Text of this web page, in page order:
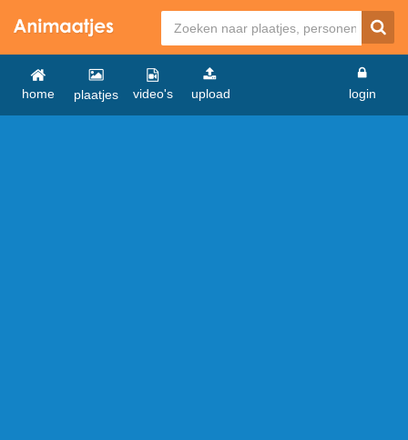
home plaatjes video's upload login